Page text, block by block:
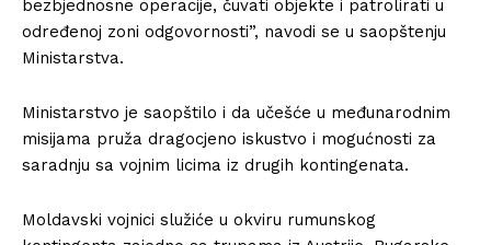
bezbjednosne operacije, čuvati objekte i patrolirati u
određenoj zoni odgovornosti”, navodi se u saopštenju
Ministarstva.
Ministarstvo je saopštilo i da učešće u međunarodnim
misijama pruža dragocjeno iskustvo i mogućnosti za
saradnju sa vojnim licima iz drugih kontingenata.
Moldavski vojnici služiće u okviru rumunskog